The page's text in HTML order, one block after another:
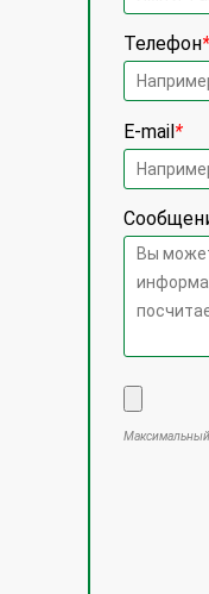
Телефон*
E-mail*